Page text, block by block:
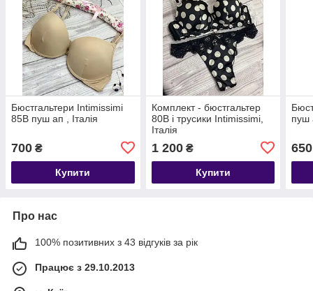
Бюстгальтери Intimissimi
85В пуш ап , Італія
700 ₴
Купити
Комплект - бюстгальтер
80В і трусики Intimissimi,
Італія
1 200₴
Купити
пуш
650
Про нас
100% позитивних з 43 відгуків за рік
Працює з 29.10.2013